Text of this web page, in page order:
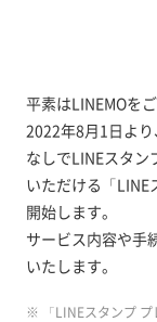
平素はLINEMOを
2022年8月1日よ
なしでLINEスタン
いただける「LINE
開始します。
サービス内容や手
いたします。
※ 「LINEスタンプ プ